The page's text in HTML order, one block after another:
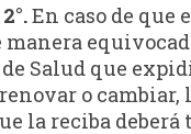
En caso de que
manera
Salud que
o cambiar,
la reciba deberá